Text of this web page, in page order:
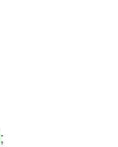
;